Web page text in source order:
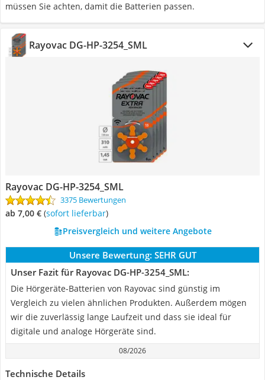
müssen Sie achten, damit die Batterien passen.
Rayovac DG-HP-3254_SML
Rayovac DG-HP-3254_SML
3375 Bewertungen
ab 7,00 € ( Sofort lieferbar)
Preisvergleich und weitere Angebote
Unsere Bewertung: SEHR GUT
Unser Fazit für Rayovac DG-HP-3254_SML:
Die Hörgeräte-Batterien von Rayovac sind günstig im
Vergleich zu vielen ähnlichen Produkten. Außerdem mögen
wir die zuverlässig lange Laufzeit und dass sie ideal für
digitale und analoge Hörgeräte sind.
08/2026
Technische Details